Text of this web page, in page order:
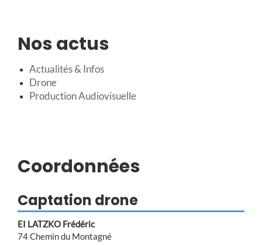
Nos actus
Actualités & Infos
Drone
Production Audiovisuelle
Coordonnées
Captation drone
EI LATZKO Frédéric
74 Chemin du Montagné